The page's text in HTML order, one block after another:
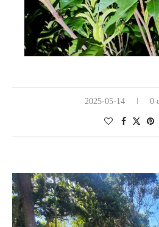
2025-05-14 0